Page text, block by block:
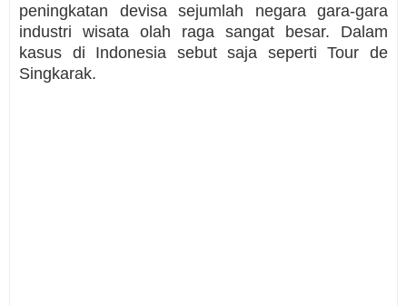
peningkatan devisa sejumlah negara gara-gara
industri wisata olah raga sangat besar. Dalam
kasus di Indonesia sebut saja seperti Tour de
Singkarak.